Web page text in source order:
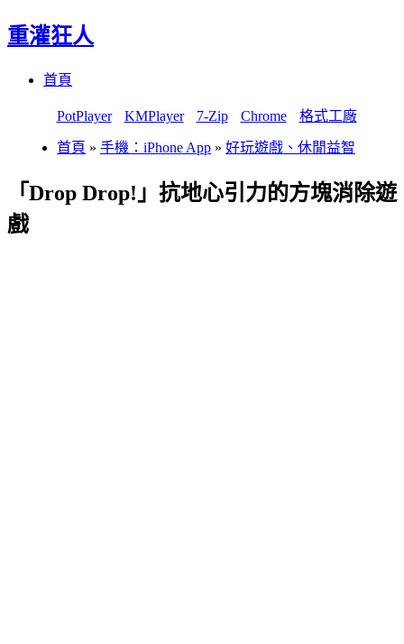
重灌狂人
首頁
PotPlayer KMPlayer 7-Zip Chrome 格式工廠
首頁 » 手機：iPhone App » 好玩遊戲、休閒益智
「Drop Drop!」抗地心引力的方塊消除遊
戲